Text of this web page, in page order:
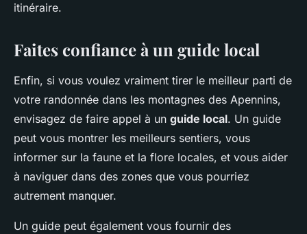
itinéraire.
Faites confiance à un guide local
Enfin, si vous voulez vraiment tirer le meilleur parti de
votre randonnée dans les montagnes des Apennins,
envisagez de faire appel à un guide local. Un guide
peut vous montrer les meilleurs sentiers, vous
informer sur la faune et la flore locales, et vous aider
à naviguer dans des zones que vous pourriez
autrement manquer.
Un guide peut également vous fournir des